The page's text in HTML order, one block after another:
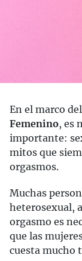
En el marco del
Femenino, es
importante:
mitos que
orgasmos.
Muchas
heterosexual,
orgasmo es
que las
cuesta mucho